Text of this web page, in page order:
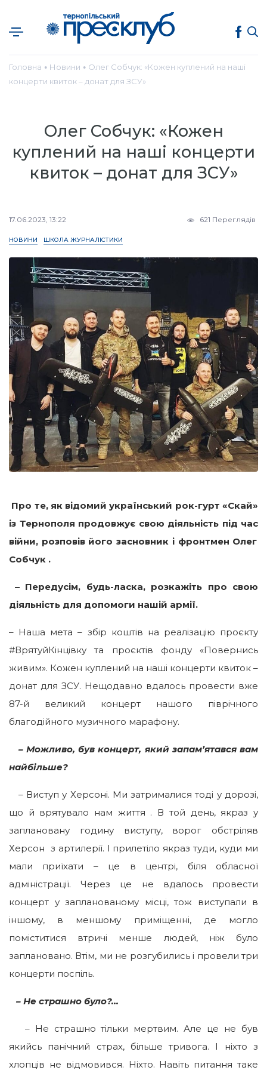
Головна ● Новини ● Олег Собчук: «Кожен куплений на наші
концерти квиток – донат для ЗСУ»
Олег Собчук: «Кожен
куплений на наші концерти
квиток – донат для ЗСУ»
17.06.2023, 13:22 621 Переглядів
НОВИНИ ШКОЛА ЖУРНАЛІСТИКИ
Про те, як відомий український рок-гурт «Скай»
із Тернополя продовжує свою діяльність під час
війни, розповів його засновник і фронтмен Олег
Собчук .
– Передусім, будь-ласка, розкажіть про свою
діяльність для допомоги нашій армії.
– Наша мета – збір коштів на реалізацію проєкту
#ВрятуйКінцівку та проєктів фонду «Повернись
живим». Кожен куплений на наші концерти квиток –
донат для ЗСУ. Нещодавно вдалось провести вже
87-й великий концерт нашого піврічного
благодійного музичного марафону.
– Можливо, був концерт, який запамʼятавсявам
найбільше?
– Виступ у Херсоні. Ми затрималися тоді у дорозі,
що й врятувало нам життя . В той день, якраз у
заплановану годину виступу, ворог обстріляв
Херсон з артилерії. І прилетіло якраз туди, куди ми
мали приїхати – це в центрі, біля обласної
адміністрації. Через це не вдалось провести
концерт у запланованому місці, тож виступали в
іншому, в меншому приміщенні, де могло
поміститися втричі менше людей, ніж було
заплановано. Втім, ми не розгубились і провели три
концерти поспіль.
– Не страшно було?…
– Не страшно тільки мертвим. Але це не був
якийсь панічний страх, більше тривога. І ніхто з
хлопців не відмовився. Ніхто. Навіть питання таке